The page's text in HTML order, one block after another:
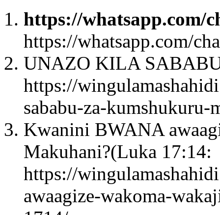
https://whatsapp.com/
https://whatsapp.com/
UNAZO KILA
https://
sababu-za-kumshukuru-
Kwanini BWANA
Makuhani?(Luka 17:14:
https://
awaagize-wakoma-